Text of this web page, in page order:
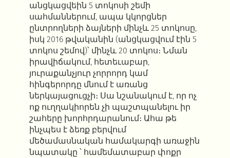
անցկացվեին 5 տոկոսի շեմի
սահմաններում, ապա կկորցներ
ընտրողների ձայների մինչև 25 տոկոսը,
իսկ 2016 թվականին (անցկացվում էին 5
տոկոս շեմով)՝ մինչև 20 տոկոս։ Նման
իրավիճակում, հետեւաբար,
յուրաքանչյուր չորրորդ կամ
հինգերորդը մնում է առանց
ներկայացուցչի։ Սա նշանակում է, որ ոչ
ոք ուղղակիորեն չի պաշտպանելու իր
շահերը խորհրդարանում։ Ահա թե
ինչպես է ձեռք բերվում
մեծամասնական համակարգի առաջին
նպատակը ՝ համեմատաբար փոքր